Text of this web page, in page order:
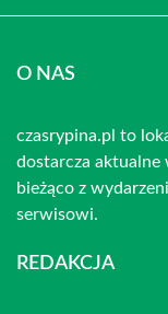
O NAS
czasrypina.pl to
dostarcza aktualne
bieżąco z
serwisowi.
REDAKCJA